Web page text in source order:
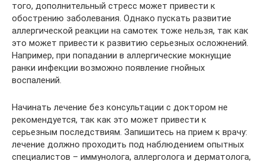
того, дополнительный стресс может привести к
обострению заболевания. Однако пускать развитие
аллергической реакции на самотек тоже нельзя, так как
это может привести к развитию серьезных осложнений.
Например, при попадании в аллергические мокнущие
ранки инфекции возможно появление гнойных
воспалений.
Начинать лечение без консультации с доктором не
рекомендуется, так как это может привести к
серьезным последствиям. Запишитесь на прием к врачу:
лечение должно проходить под наблюдением опытных
специалистов – иммунолога, аллерголога и дерматолога,